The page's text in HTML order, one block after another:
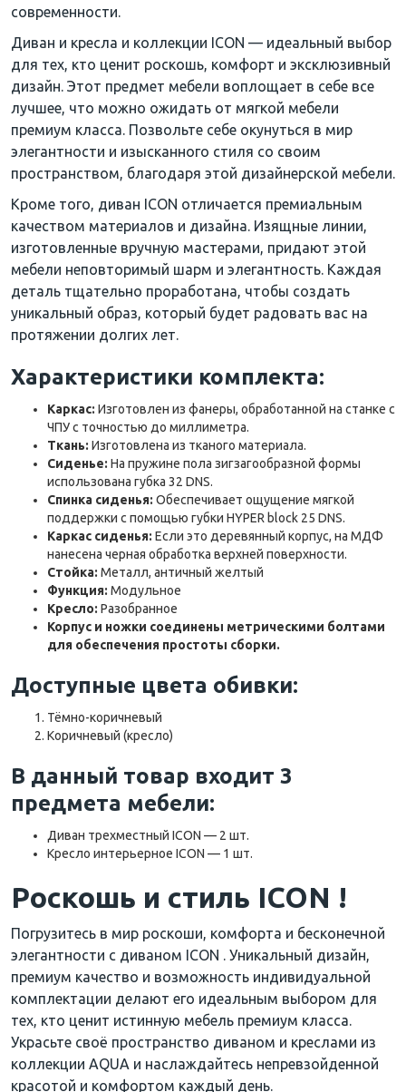
современности.
Диван и кресла и коллекции ICON — идеальный выбор
для тех, кто ценит роскошь, комфорт и эксклюзивный
дизайн. Этот предмет мебели воплощает в себе все
лучшее, что можно ожидать от мягкой мебели
премиум класса. Позвольте себе окунуться в мир
элегантности и изысканного стиля со своим
пространством, благодаря этой дизайнерской мебели.
Кроме того, диван ICON отличается премиальным
качеством материалов и дизайна. Изящные линии,
изготовленные вручную мастерами, придают этой
мебели неповторимый шарм и элегантность. Каждая
деталь тщательно проработана, чтобы создать
уникальный образ, который будет радовать вас на
протяжении долгих лет.
Характеристики комплекта:
Каркас: Изготовлен из фанеры, обработанной на станке с
ЧПУ с точностью до миллиметра.
Ткань: Изготовлена ​​из тканого материала.
Сиденье: На пружине пола зигзагообразной формы
использована губка 32 DNS.
Спинка сиденья: Обеспечивает ощущение мягкой
поддержки с помощью губки HYPER block 25 DNS.
Каркас сиденья: Если это деревянный корпус, на МДФ
нанесена черная обработка верхней поверхности.
Стойка: Металл, античный желтый
Функция: Модульное
Кресло: Разобранное
Корпус и ножки соединены метрическими болтами
для обеспечения простоты сборки.
Доступные цвета обивки:
Тёмно-коричневый
Коричневый (кресло)
В данный товар входит 3
предмета мебели:
Диван трехместный ICON — 2 шт.
Кресло интерьерное ICON — 1 шт.
Роскошь и стиль ICON !
Погрузитесь в мир роскоши, комфорта и бесконечной
элегантности с диваном ICON . Уникальный дизайн,
премиум качество и возможность индивидуальной
комплектации делают его идеальным выбором для
тех, кто ценит истинную мебель премиум класса.
Украсьте своё пространство диваном и креслами из
коллекции AQUA и наслаждайтесь непревзойденной
красотой и комфортом каждый день.